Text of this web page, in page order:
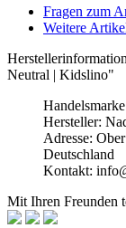
Fragen zum
Weitere
Neutral | Kidslino"
Hersteller:
Adresse:
Deutschland
Kontakt:
Mit Ihren Freunden